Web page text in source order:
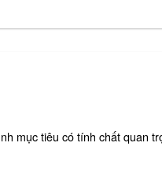
mục tiêu có tính chất quan